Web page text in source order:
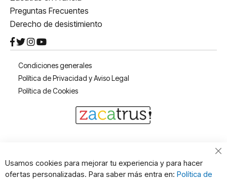
Preguntas Frecuentes
Derecho de desistimiento
Condiciones generales
Política de Privacidad y Aviso Legal
Política de Cookies
Usamos cookies para mejorar tu experiencia y para hacer
ofertas personalizadas. Para saber más entra en: Política de